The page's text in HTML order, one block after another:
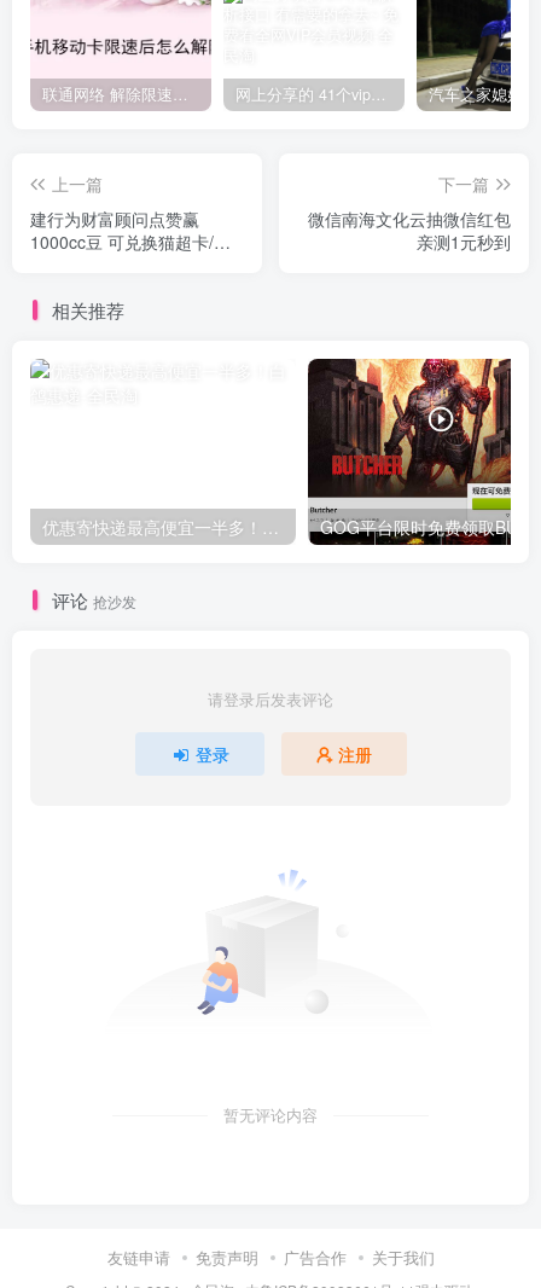
联通网络 解除限速方法参考！畅享、畅玩、老白干等及其它地区自测了 网上分享的 41个vip解析接口 有需要的拿去~ 免费看全网VIP会员视频
上一篇
建行为财富顾问点赞赢
1000cc豆 可兑换猫超卡/京
下一篇
微信南海文化云抽微信红包
亲测1元秒到
相关推荐
评论 抢沙发
请登录后发表评论
登录 注册
暂无评论内容
友链申请 免责声明 广告合作 关于我们